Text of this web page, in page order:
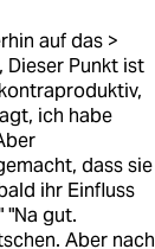
auf das >
Punkt ist
ich habe
dass sie
ihr Einfluss
"Na gut.
Aber nach